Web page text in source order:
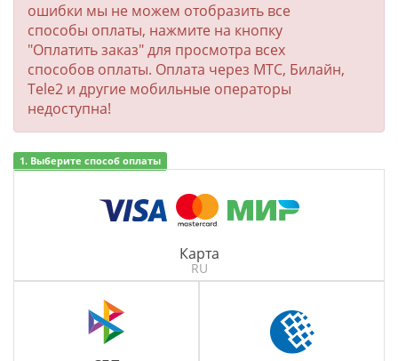
ошибки мы не можем отобразить все
способы оплаты, нажмите на кнопку
"Оплатить заказ" для просмотра всех
способов оплаты. Оплата через МТС, Билайн,
Tele2 и другие мобильные операторы
недоступна!
1. Выберите способ оплаты
Карта
RU